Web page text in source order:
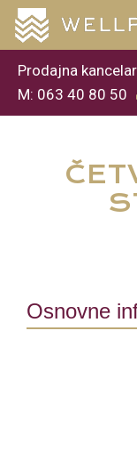
Prodajna
M: 063 40 80 50
Osnovne